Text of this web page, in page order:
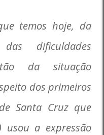
temos hoje, da
dificuldades
da situação
dos primeiros
Santa Cruz que
usou a expressão